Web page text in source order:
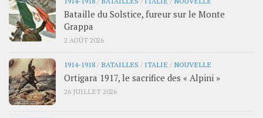
Bataille du Solstice, fureur sur le Monte
Grappa
2 AOÛT 2026
1914-1918 / BATAILLES / ITALIE / NOUVELLE
Ortigara 1917, le sacrifice des « Alpini »
26 JUILLET 2026